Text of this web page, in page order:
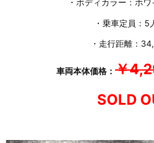
・乗車定員：5
・走行距離：
車両本体価格： ￥
SOLD